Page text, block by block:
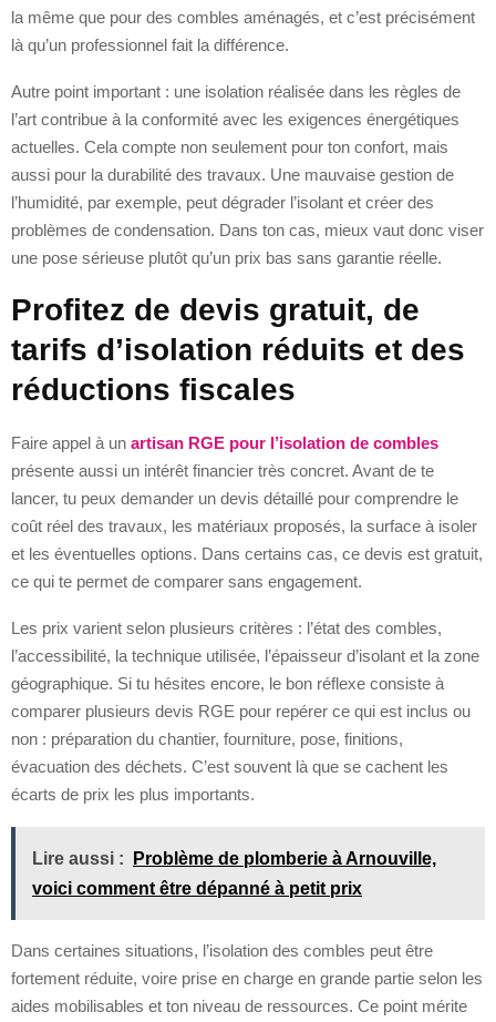
la même que pour des combles aménagés, et c’est précisément
là qu’un professionnel fait la différence.
Autre point important : une isolation réalisée dans les règles de
l’art contribue à la conformité avec les exigences énergétiques
actuelles. Cela compte non seulement pour ton confort, mais
aussi pour la durabilité des travaux. Une mauvaise gestion de
l’humidité, par exemple, peut dégrader l’isolant et créer des
problèmes de condensation. Dans ton cas, mieux vaut donc viser
une pose sérieuse plutôt qu’un prix bas sans garantie réelle.
Profitez de devis gratuit, de
tarifs d’isolation réduits et des
réductions fiscales
Faire appel à un artisan RGE pour l’isolation de combles
présente aussi un intérêt financier très concret. Avant de te
lancer, tu peux demander un devis détaillé pour comprendre le
coût réel des travaux, les matériaux proposés, la surface à isoler
et les éventuelles options. Dans certains cas, ce devis est gratuit,
ce qui te permet de comparer sans engagement.
Les prix varient selon plusieurs critères : l’état des combles,
l’accessibilité, la technique utilisée, l’épaisseur d’isolant et la zone
géographique. Si tu hésites encore, le bon réflexe consiste à
comparer plusieurs devis RGE pour repérer ce qui est inclus ou
non : préparation du chantier, fourniture, pose, finitions,
évacuation des déchets. C’est souvent là que se cachent les
écarts de prix les plus importants.
Lire aussi :
Problème de plomberie à Arnouville,
voici comment être dépanné à petit prix
Dans certaines situations, l’isolation des combles peut être
fortement réduite, voire prise en charge en grande partie selon les
aides mobilisables et ton niveau de ressources. Ce point mérite